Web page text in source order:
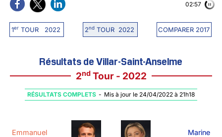
1erTOUR 2022 2ndTOUR 2022 COMPARER 2017
02:56
Résultats de Villar-Saint-Anselme
2ndTour - 2022
RÉSULTATS COMPLETS - Mis à jour le 24/04/2022 à 21h18
Emmanuel Marine